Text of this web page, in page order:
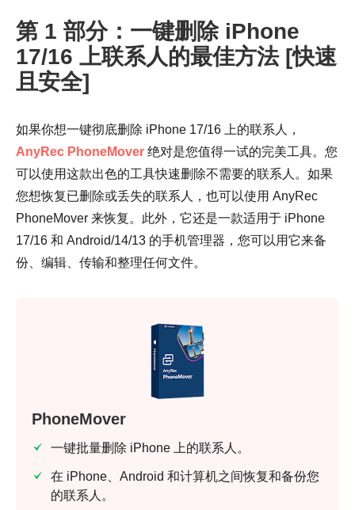
第 1 部分：一键删除 iPhone
17/16 上联系人的最佳方法 [快速
且安全]
如果你想一键彻底删除 iPhone 17/16 上的联系人，
AnyRec PhoneMover 绝对是您值得一试的完美工具。您
可以使用这款出色的工具快速删除不需要的联系人。如果
您想恢复已删除或丢失的联系人，也可以使用 AnyRec
PhoneMover 来恢复。此外，它还是一款适用于 iPhone
17/16 和 Android/14/13 的手机管理器，您可以用它来备
份、编辑、传输和整理任何文件。
PhoneMover
一键批量删除 iPhone 上的联系人。
在 iPhone、Android 和计算机之间恢复和备份您
的联系人。